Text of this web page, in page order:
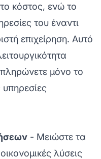
κόστος, ενώ το
του έναντι
επιχείρηση. Αυτό
μόνο το
- Μειώστε τα
λύσεις